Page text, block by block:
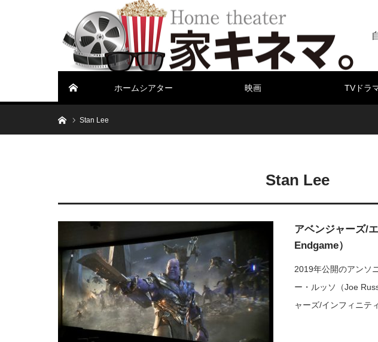
ホームシアター 映画 TVドラ
ホームStan Lee
Stan Lee
アベンジャーズ/
Endgame）
2019年公開のアンソ
ー・ルッソ（Joe
ャーズ/インフィニテ